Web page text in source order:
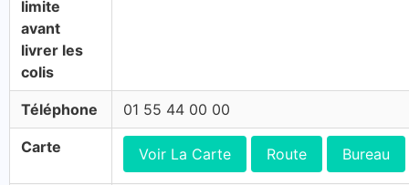
limite
avant
livrer les
colis
Téléphone 01 55 44 00 00
Carte Voir La Carte Route Bureau